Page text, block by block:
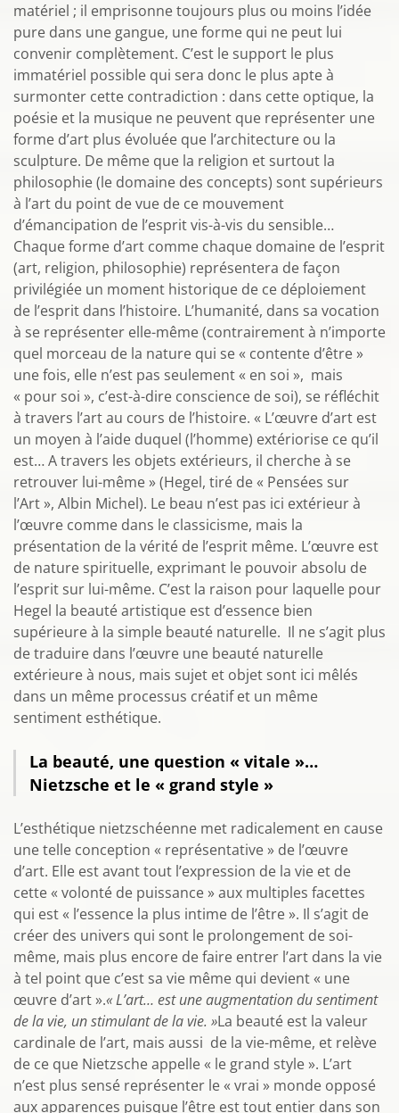
matériel ; il emprisonne toujours plus ou moins l’idée
pure dans une gangue, une forme qui ne peut lui
convenir complètement. C’est le support le plus
immatériel possible qui sera donc le plus apte à
surmonter cette contradiction : dans cette optique, la
poésie et la musique ne peuvent que représenter une
forme d’art plus évoluée que l’architecture ou la
sculpture. De même que la religion et surtout la
philosophie (le domaine des concepts) sont supérieurs
à l’art du point de vue de ce mouvement
d’émancipation de l’esprit vis-à-vis du sensible…
Chaque forme d’art comme chaque domaine de l’esprit
(art, religion, philosophie) représentera de façon
privilégiée un moment historique de ce déploiement
de l’esprit dans l’histoire. L’humanité, dans sa vocation
à se représenter elle-même (contrairement à n’importe
quel morceau de la nature qui se « contente d’être »
une fois, elle n’est pas seulement « en soi », mais
« pour soi », c’est-à-dire conscience de soi), se réfléchit
à travers l’art au cours de l’histoire. « L’œuvre d’art est
un moyen à l’aide duquel (l’homme) extériorise ce qu’il
est… A travers les objets extérieurs, il cherche à se
retrouver lui-même » (Hegel, tiré de « Pensées sur
l’Art », Albin Michel). Le beau n’est pas ici extérieur à
l’œuvre comme dans le classicisme, mais la
présentation de la vérité de l’esprit même. L’œuvre est
de nature spirituelle, exprimant le pouvoir absolu de
l’esprit sur lui-même. C’est la raison pour laquelle pour
Hegel la beauté artistique est d’essence bien
supérieure à la simple beauté naturelle. Il ne s’agit plus
de traduire dans l’œuvre une beauté naturelle
extérieure à nous, mais sujet et objet sont ici mêlés
dans un même processus créatif et un même
sentiment esthétique.
La beauté, une question « vitale »…
Nietzsche et le « grand style »
L’esthétique nietzschéenne met radicalement en cause
une telle conception « représentative » de l’œuvre
d’art. Elle est avant tout l’expression de la vie et de
cette « volonté de puissance » aux multiples facettes
qui est « l’essence la plus intime de l’être ». Il s’agit de
créer des univers qui sont le prolongement de soi-
même, mais plus encore de faire entrer l’art dans la vie
à tel point que c’est sa vie même qui devient « une
œuvre d’art ».« L’art… est une augmentation du sentiment
de la vie, un stimulant de la vie. »La beauté est la valeur
cardinale de l’art, mais aussi de la vie-même, et relève
de ce que Nietzsche appelle « le grand style ». L’art
n’est plus sensé représenter le « vrai » monde opposé
aux apparences puisque l’être est tout entier dans son